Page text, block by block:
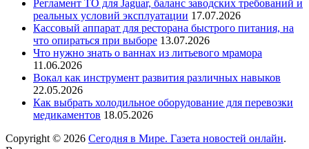
Регламент ТО для Jaguar, баланс заводских требований и
реальных условий эксплуатации 17.07.2026
Кассовый аппарат для ресторана быстрого питания, на
что опираться при выборе 13.07.2026
Что нужно знать о ваннах из литьевого мрамора
11.06.2026
Вокал как инструмент развития различных навыков
22.05.2026
Как выбрать холодильное оборудование для перевозки
медикаментов 18.05.2026
Copyright © 2026 Сегодня в Мире. Газета новостей онлайн.